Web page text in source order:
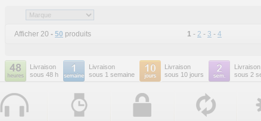
Afficher 20 - 50 produits 1 - 2 - 3 - 4
Livraison
sous 48 h
Livraison
sous 1 semaine
Livraison
sous 10 jours
Livraison
sous 2